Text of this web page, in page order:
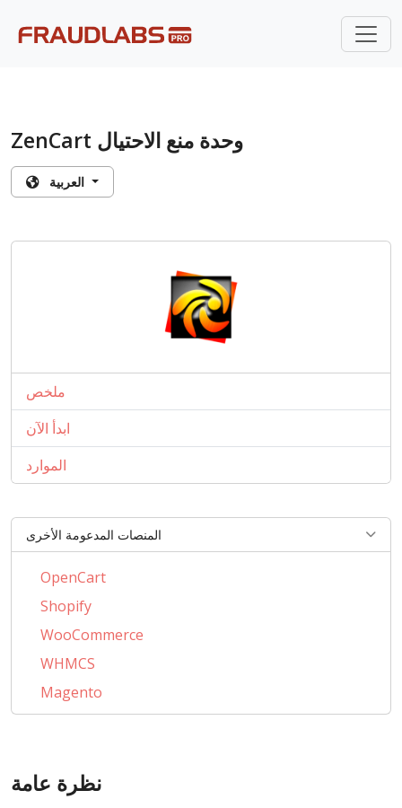
ZenCart وحدة منع الاحتيال
ملخص
ابدأ الآن
الموارد
المنصات المدعومة الأخرى
OpenCart
Shopify
WooCommerce
WHMCS
Magento
PrestaShop
AbanteCart
نظرة عامة